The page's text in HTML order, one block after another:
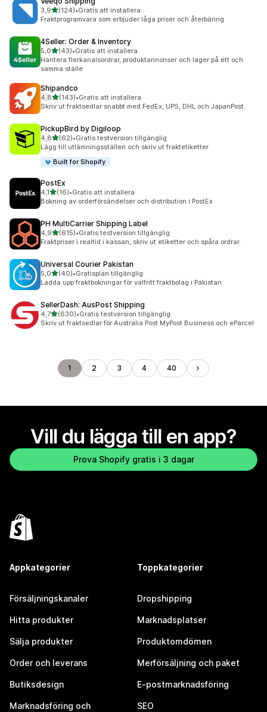
3,9av 5 stjärnor
(124)
124 recensioner totalt
•Gratis att installera
Fraktprogramvara som erbjuder låga priser och återbäring
4Seller: Order & Inventory
5,0av 5 stjärnor
(43)
43 recensioner totalt
•Gratis att installera
Hantera flerkanalsordrar, produktannonser och lager på ett och
samma ställe
Shipandco
4,8av 5 stjärnor
(143)
143 recensioner totalt
•Gratis att installera
Skriv ut fraktsedlar snabbt med FedEx, UPS, DHL och JapanPost.
PickupBird by Digiloop
4,8av 5 stjärnor
(62)
62 recensioner totalt
•Gratis testversion tillgänglig
Lägg till utlämningsställen och skriv ut fraktetiketter
Built for Shopify
PostEx
4,1av 5 stjärnor
(16)
16 recensioner totalt
•Gratis att installera
Bokning av orderförsändelser och distribution i PostEx
PH MultiCarrier Shipping Label
4,9av 5 stjärnor
(615)
615 recensioner totalt
•Gratis testversion tillgänglig
Fraktpriser i realtid i kassan, skriv ut etiketter och spåra ordrar.
Universal Courier Pakistan
5,0av 5 stjärnor
(40)
40 recensioner totalt
•Gratisplan tillgänglig
Ladda upp fraktbokningar för valfritt fraktbolag i Pakistan.
SellerDash: AusPost Shipping
4,7av 5 stjärnor
(630)
630 recensioner totalt
•Gratis testversion tillgänglig
Skriv ut fraktsedlar för Australia Post MyPost Business och eParcel
1 2 3 4 40
Vill du lägga till en app?
Prova Shopify gratis i 3 dagar
Appkategorier
Försäljningskanaler
Hitta produkter
Sälja produkter
Order och leverans
Butiksdesign
Marknadsföring och
Toppkategorier
Dropshipping
Marknadsplatser
Produktomdömen
Merförsäljning och paket
E-postmarknadsföring
SEO